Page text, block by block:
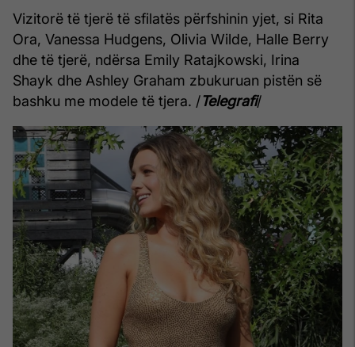
Vizitorë të tjerë të sfilatës përfshinin yjet, si Rita
Ora, Vanessa Hudgens, Olivia Wilde, Halle Berry
dhe të tjerë, ndërsa Emily Ratajkowski, Irina
Shayk dhe Ashley Graham zbukuruan pistën së
bashku me modele të tjera. /Telegrafi/